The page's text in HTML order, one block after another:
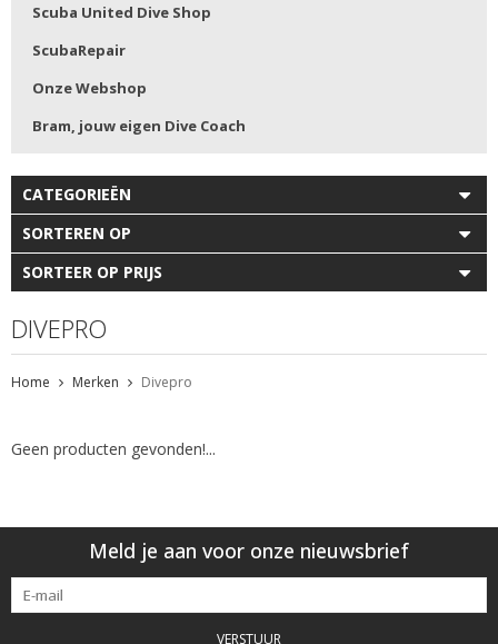
Scuba United Dive Shop
ScubaRepair
Onze Webshop
Bram, jouw eigen Dive Coach
CATEGORIEËN
SORTEREN OP
SORTEER OP PRIJS
DIVEPRO
Home Merken Divepro
Geen producten gevonden!...
Meld je aan voor onze nieuwsbrief
VERSTUUR